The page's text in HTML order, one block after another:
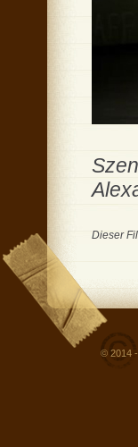
Dieser
© 2014